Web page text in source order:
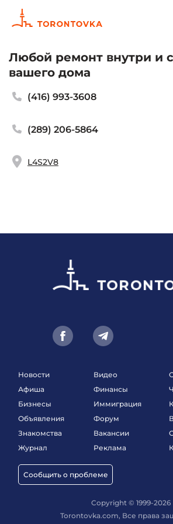
Любой ремонт внутри и
вашего дома
(416) 993-3608
(289) 206-5864
L4S2V8
Новости
Афиша
Бизнесы
Объявления
Знакомства
Журнал
Сообщить о проблеме
Видео
Финансы
Иммиграция
Форум
Вакансии
Реклама
Copyright © 1999-2026
Torontovka.com, Все права